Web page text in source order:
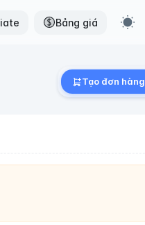
Bảng giá
Tạo đơn hàng